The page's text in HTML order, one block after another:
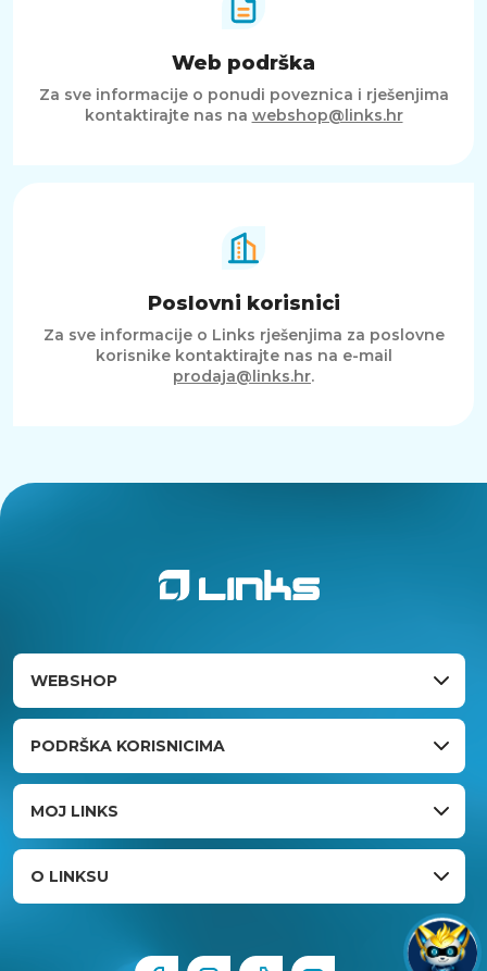
Web podrška
Za sve informacije o ponudi poveznica i rješenjima
kontaktirajte nas na webshop@links.hr
Poslovni korisnici
Za sve informacije o Links rješenjima za poslovne
korisnike kontaktirajte nas na e-mail
prodaja@links.hr.
WEBSHOP
PODRŠKA KORISNICIMA
MOJ LINKS
O LINKSU